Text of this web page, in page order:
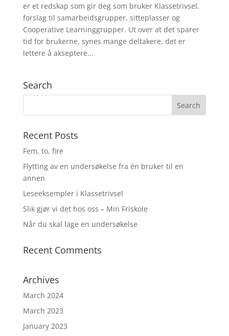
er et redskap som gir deg som bruker Klassetrivsel,
forslag til samarbeidsgrupper, sitteplasser og
Cooperative Learninggrupper. Ut over at det sparer
tid for brukerne, synes mange deltakere, det er
lettere å akseptere...
Search
Recent Posts
Fem, to, fire
Flytting av en undersøkelse fra én bruker til en
annen
Leseeksempler i Klassetrivsel
Slik gjør vi det hos oss – Min Friskole
Når du skal lage en undersøkelse
Recent Comments
Archives
March 2024
March 2023
January 2023